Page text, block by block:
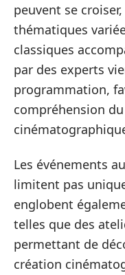
peuvent se
thématiques
classiques
par des experts
programmation,
compréhension
Les événements
limitent pas
englobent
telles que des
permettant de
création